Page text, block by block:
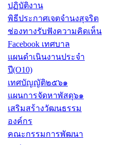
ปฏิบัติงาน
พิธีประกาศเจตจำนงสุจริต
ช่องทางรับฟังความคิดเห็น
Facebook เทศบาล
แผนดำเนินงานประจำ
ปี(O10)
เทศบัญญัติ๒๕๖๑
แผนการจัดหาพัสดุ๖๑
เสริมสร้างวัฒนธรรม
องค์กร
คณะกรรมการพัฒนา